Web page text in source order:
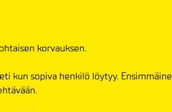
korvauksen.
kun sopiva henkilö löytyy.